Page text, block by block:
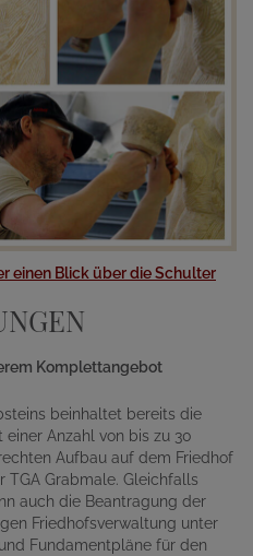
einen Blick über die Schulter
Komplettangebot
beinhaltet bereits die
Anzahl von bis zu 30
Aufbau auf dem Friedhof
TGA Grabmale. Gleichfalls
auch die Beantragung der
Friedhofsverwaltung unter
Fundamentpläne für den